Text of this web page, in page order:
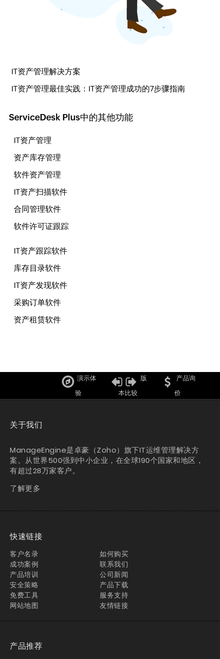
IT资产管理解决方案
IT资产管理最佳实践：IT资产管理成功的7步骤指南
ServiceDesk Plus中的其他功能
IT资产管理
资产库存管理
软件资产管理
IT资产扫描软件
合同管理软件
软件许可证跟踪
IT资产跟踪软件
库存目录软件
IT资产发现软件
采购订单软件
资产租赁软件
演示体
验
版
本比较
产品询
价
关于我们
ManageEngine是卓豪（Zoho）旗下IT运维管理解决方
案。从世界500强到中小企业，在全球190个国家和地区，
有超过28万家客户。
了解更多
快速链接
客户名录
成功案例
产品培训
安全策略
免费工具
网站地图
如何购买
联系我们
公司新闻
产品下载
服务支持
友情链接
产品推荐